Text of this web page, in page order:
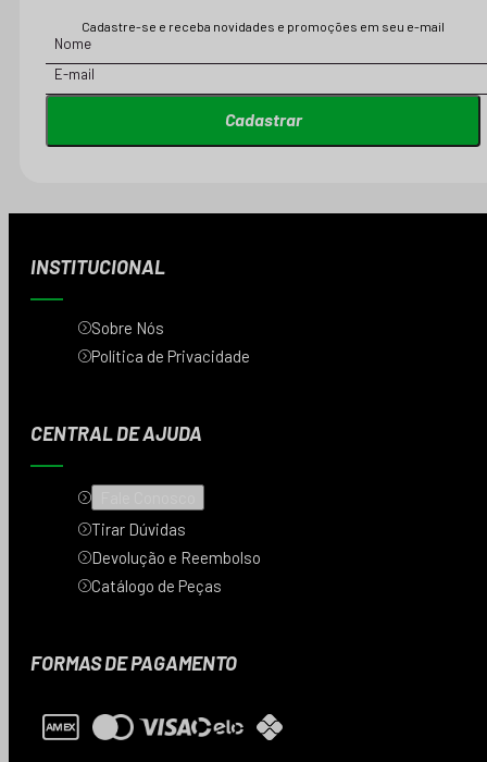
Cadastre-se e receba novidades e promoções em seu e-mail
Cadastrar
INSTITUCIONAL
Sobre Nós
Política de Privacidade
CENTRAL DE AJUDA
Tirar Dúvidas
Devolução e Reembolso
Catálogo de Peças
FORMAS DE PAGAMENTO